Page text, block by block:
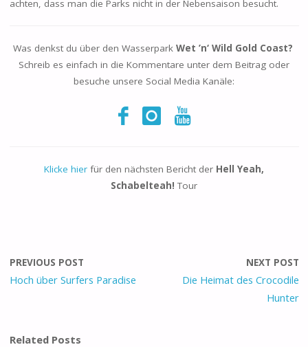
achten, dass man die Parks nicht in der Nebensaison besucht.
Was denkst du über den Wasserpark Wet ’n‘ Wild Gold Coast?
Schreib es einfach in die Kommentare unter dem Beitrag oder
besuche unsere Social Media Kanäle:
Klicke hier für den nächsten Bericht der Hell Yeah,
Schabelteah! Tour
PREVIOUS POST
Hoch über Surfers Paradise
NEXT POST
Die Heimat des Crocodile
Hunter
Related Posts